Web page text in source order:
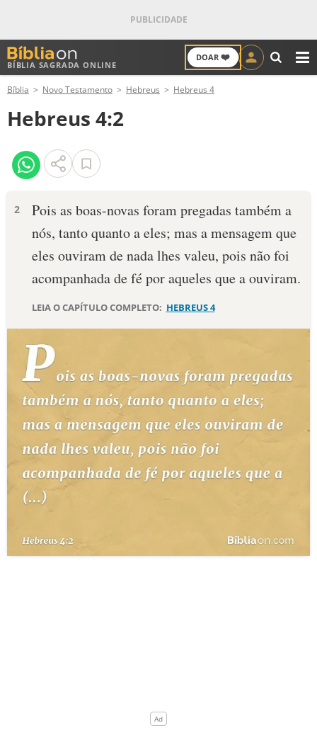
BÍBLIA SAGRADA ONLINE
DOAR ❤️
ANTIGO TESTAMENTO
NOVO TESTAMENTO
VERSÍCULOS
PALAVRA DO DIA
SALMO DO DIA
DEVOCIONAL DIÁRIO
10 MANDAMENTOS
ESTUDOS BÍBLICOS
ESBOÇOS DE PREGAÇÃO
TEMAS
PERGUNTE À BÍBLIA
QUEM SOMOS
Bíblia Novo Testamento Hebreus Hebreus 4
Hebreus 4:2
2
Pois as boas-novas foram pregadas também a
nós, tanto quanto a eles; mas a mensagem que
eles ouviram de nada lhes valeu, pois não foi
acompanhada de fé por aqueles que a ouviram.
LEIA O CAPÍTULO COMPLETO: HEBREUS 4